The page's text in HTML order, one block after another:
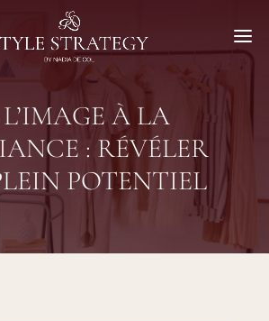
À LA
: RÉVÉLER
POTENTIEL